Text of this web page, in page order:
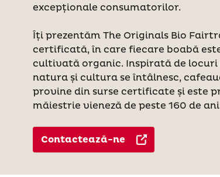
excepționale consumatorilor.
Îți prezentăm The Originals Bio
certificată, în care fiecare boabă
cultivată organic. Inspirată de locuri
natura și cultura se întâlnesc,
provine din surse certificate și este
măiestrie vieneză de peste 160 de
Contactează-ne